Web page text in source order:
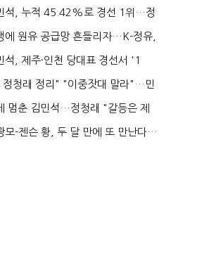
탈환'(종합)...
석, 누적 45.42%로 경선 1위…정
와 격차 0.86%p(...
에 원유 공급망 흔들리자…K-정유,
지안보 핵심...
석, 제주·인천 당대표 경선서 '1
보)...
정청래 정리" "이중잣대 말라"…민
고위원 계파 다...
멈춘 김민석…정청래 "갈등은 제
습"
모-젠슨 황, 두 달 만에 또 만난다…